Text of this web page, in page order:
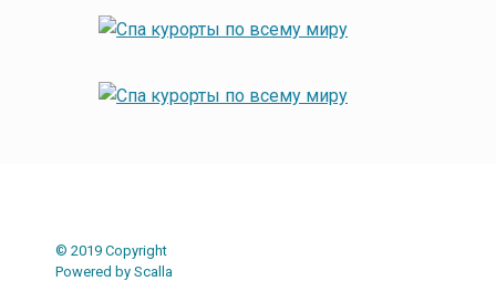
© 2019 Copyright
Powered by Scalla